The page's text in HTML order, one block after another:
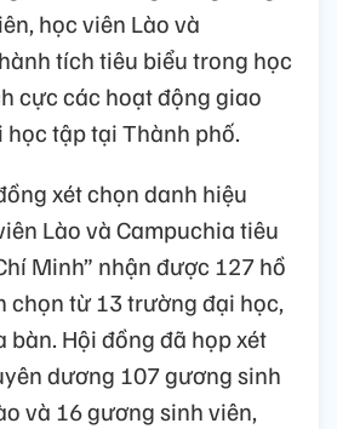
học viên Lào và
tích tiêu biểu trong học
cực các hoạt động giao
tập tại Thành phố.
xét chọn danh hiệu
Lào và Campuchia tiêu
Minh” nhận được 127 hồ
chọn từ 13 trường đại học,
bàn. Hội đồng đã họp xét
dương 107 gương sinh
và 16 gương sinh viên,